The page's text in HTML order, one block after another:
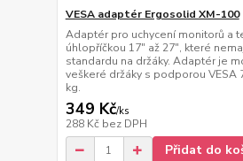
VESA adaptér Ergosolid XM-100
Adaptér pro uchycení monitorů a
úhlopříčkou 17" až 27", které
standardu na držáky. Adaptér je
veškeré držáky s podporou VESA
kg.
349 Kč/ks
288 Kč bez DPH
Přidat do